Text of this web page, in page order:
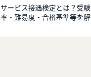
サービス接遇検定とは？受
率・難易度・合格基準等を